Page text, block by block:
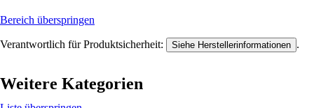
Bereich überspringen
Verantwortlich für Produktsicherheit: Siehe Herstellerinformationen .
Weitere Kategorien